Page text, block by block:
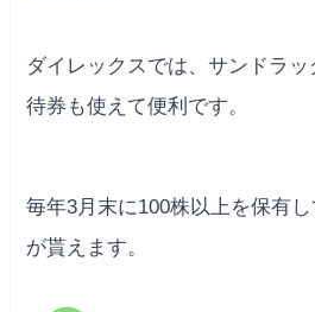
ダイレックスでは、サンドラ
待券も使えて便利です。
毎年3月末に100株以上を保有
が貰えます。